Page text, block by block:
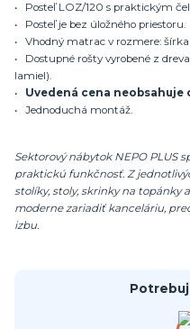
• Posteľ LOZ/120 s praktickým
• Posteľ je bez úložného priestoru.
• Vhodný matrac v rozmere:
• Dostupné rošty vyrobené z
lamiel).
• Uvedená cena neobsahuje
• Jednoduchá montáž.
Sektorový nábytok NEPO PLUS
praktickú funkčnosť. Z
stolíky, stoly, skrinky na topánky
moderne zariadiť kanceláriu,
izbu.